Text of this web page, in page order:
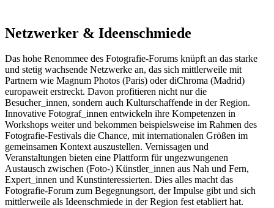
Netzwerker & Ideenschmiede
Das hohe Renommee des Fotografie-Forums knüpft an das starke
und stetig wachsende Netzwerke an, das sich mittlerweile mit
Partnern wie Magnum Photos (Paris) oder diChroma (Madrid)
europaweit erstreckt. Davon profitieren nicht nur die
Besucher_innen, sondern auch Kulturschaffende in der Region.
Innovative Fotograf_innen entwickeln ihre Kompetenzen in
Workshops weiter und bekommen beispielsweise im Rahmen des
Fotografie-Festivals die Chance, mit internationalen Größen im
gemeinsamen Kontext auszustellen. Vernissagen und
Veranstaltungen bieten eine Plattform für ungezwungenen
Austausch zwischen (Foto-) Künstler_innen aus Nah und Fern,
Expert_innen und Kunstinteressierten. Dies alles macht das
Fotografie-Forum zum Begegnungsort, der Impulse gibt und sich
mittlerweile als Ideenschmiede in der Region fest etabliert hat.